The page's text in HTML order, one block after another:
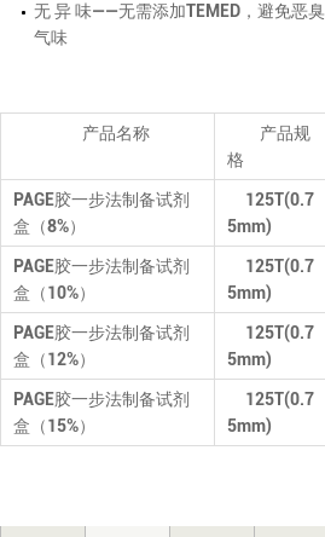
无 异 味——无需添加TEMED，避免恶臭
气味
产品名称
产品规
格
PAGE胶一步法制备试剂
盒（8%）
125T(0.7
5mm)
PAGE胶一步法制备试剂
盒（10%）
125T(0.7
5mm)
PAGE胶一步法制备试剂
盒（12%）
125T(0.7
5mm)
PAGE胶一步法制备试剂
盒（15%）
125T(0.7
5mm)